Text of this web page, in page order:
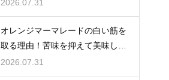
2026.07.31
オレンジマーマレードの白い筋を
取る理由！苦味を抑えて美味しい
ジャムに仕上げる
2026.07.31